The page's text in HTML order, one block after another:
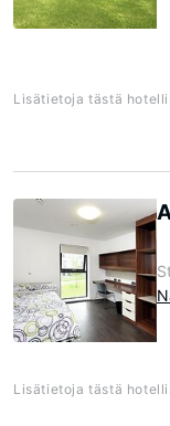
Lisätietoja tästä
Lisätietoja tästä